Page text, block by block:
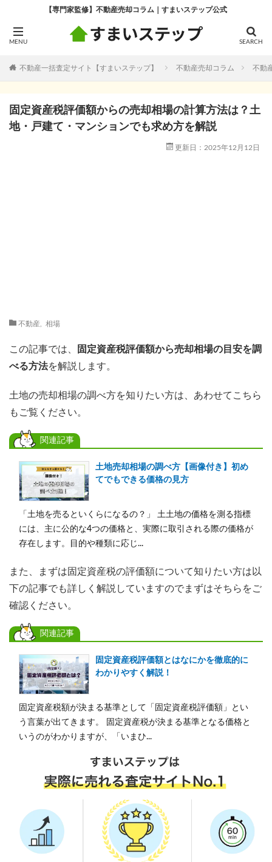
【専門家監修】不動産売却コラム｜すまいステップ公式
不動産一括査定サイト【すまいステップ】 不動産売却コラム 不動
固定資産税評価額からの売却相場の計算方法は？土
地・戸建て・マンションでも求め方を解説
更新日：2025年12月12日
不動産, 相場
この記事では、 固定資産税評価額から売却相場の目安を調
べる方法を解説します。
土地の売却相場の調べ方を知りたい方は、あわせてこちら
もご覧ください。
関連記事
土地売却相場の調べ方【画像付き】初め
てでもできる価格の見方
「土地を売るといくらになるの？」 土土地の価格を測る指標
には、主に公的な4つの価格と、実際に取引される際の価格が
存在します。目的や種類に応じ...
また、まずは固定資産税の評価額について知りたい方は以
下の記事でも詳しく解説していますのでまずはそちらをご
確認ください。
関連記事
固定資産税評価額とはなにかを徹底的に
わかりやすく解説！
固定資産税額が決まる基準として「固定資産税評価額」とい
う言葉が出てきます。 固定資産税が決まる基準となる価格と
いうのがわかりますが、「いまひ...